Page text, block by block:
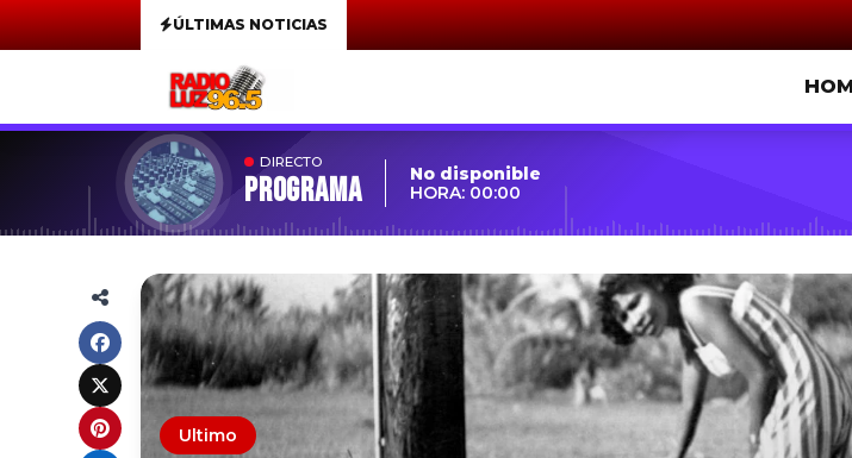
ÚLTIMAS NOTICIAS
DIRECTO
Programa
No disponible
HORA: 00:00
Ultimo